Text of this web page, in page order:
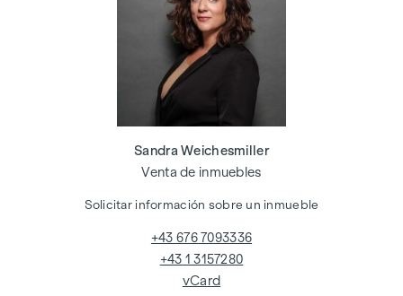
Sandra Weichesmiller
Venta de inmuebles
Solicitar información sobre un inmueble
+43 676 7093336
+43 1 3157280
vCard